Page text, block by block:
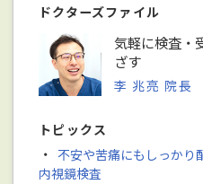
ドクターズファイル
気軽に検査・
ざす
李 兆亮 院長
トピックス
・ 不安や苦痛にもしっかり
内視鏡検査